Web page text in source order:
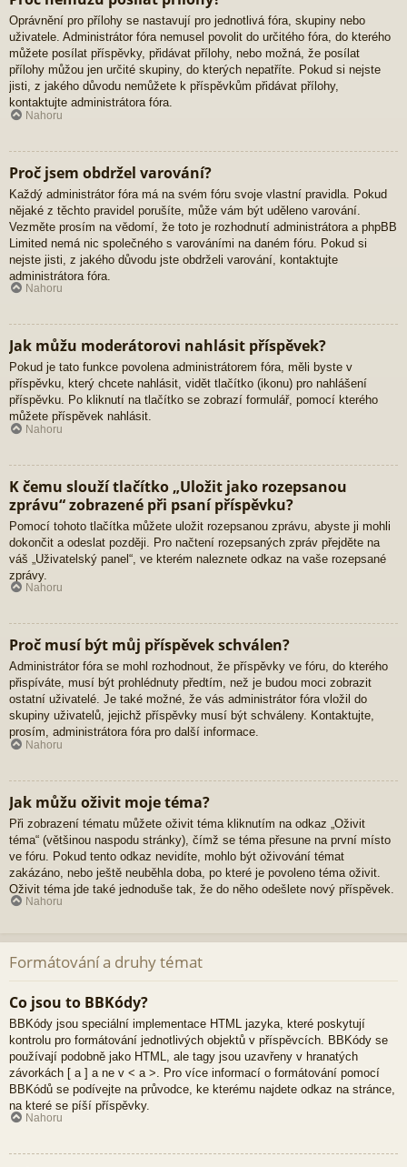
Oprávnění pro přílohy se nastavují pro jednotlivá fóra, skupiny nebo
uživatele. Administrátor fóra nemusel povolit do určitého fóra, do kterého
můžete posílat příspěvky, přidávat přílohy, nebo možná, že posílat
přílohy můžou jen určité skupiny, do kterých nepatříte. Pokud si nejste
jisti, z jakého důvodu nemůžete k příspěvkům přidávat přílohy,
kontaktujte administrátora fóra.
Nahoru
Proč jsem obdržel varování?
Každý administrátor fóra má na svém fóru svoje vlastní pravidla. Pokud
nějaké z těchto pravidel porušíte, může vám být uděleno varování.
Vezměte prosím na vědomí, že toto je rozhodnutí administrátora a phpBB
Limited nemá nic společného s varováními na daném fóru. Pokud si
nejste jisti, z jakého důvodu jste obdrželi varování, kontaktujte
administrátora fóra.
Nahoru
Jak můžu moderátorovi nahlásit příspěvek?
Pokud je tato funkce povolena administrátorem fóra, měli byste v
příspěvku, který chcete nahlásit, vidět tlačítko (ikonu) pro nahlášení
příspěvku. Po kliknutí na tlačítko se zobrazí formulář, pomocí kterého
můžete příspěvek nahlásit.
Nahoru
K čemu slouží tlačítko „Uložit jako rozepsanou
zprávu“ zobrazené při psaní příspěvku?
Pomocí tohoto tlačítka můžete uložit rozepsanou zprávu, abyste ji mohli
dokončit a odeslat později. Pro načtení rozepsaných zpráv přejděte na
váš „Uživatelský panel“, ve kterém naleznete odkaz na vaše rozepsané
zprávy.
Nahoru
Proč musí být můj příspěvek schválen?
Administrátor fóra se mohl rozhodnout, že příspěvky ve fóru, do kterého
přispíváte, musí být prohlédnuty předtím, než je budou moci zobrazit
ostatní uživatelé. Je také možné, že vás administrátor fóra vložil do
skupiny uživatelů, jejichž příspěvky musí být schváleny. Kontaktujte,
prosím, administrátora fóra pro další informace.
Nahoru
Jak můžu oživit moje téma?
Při zobrazení tématu můžete oživit téma kliknutím na odkaz „Oživit
téma“ (většinou naspodu stránky), čímž se téma přesune na první místo
ve fóru. Pokud tento odkaz nevidíte, mohlo být oživování témat
zakázáno, nebo ještě neuběhla doba, po které je povoleno téma oživit.
Oživit téma jde také jednoduše tak, že do něho odešlete nový příspěvek.
Nahoru
Formátování a druhy témat
Co jsou to BBKódy?
BBKódy jsou speciální implementace HTML jazyka, které poskytují
kontrolu pro formátování jednotlivých objektů v příspěvcích. BBKódy se
používají podobně jako HTML, ale tagy jsou uzavřeny v hranatých
závorkách [ a ] a ne v < a >. Pro více informací o formátování pomocí
BBKódů se podívejte na průvodce, ke kterému najdete odkaz na stránce,
na které se píší příspěvky.
Nahoru